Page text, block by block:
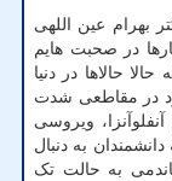
بهرام عین اللهی
در صحبت هایم
حالاها در دنیا
در مقاطعی شدت
ویروسی
به دنبال
به حالت تک